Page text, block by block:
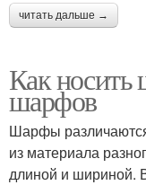
читать дальше →
Как
шарфов
Шарфы
из материала
длиной и шириной.